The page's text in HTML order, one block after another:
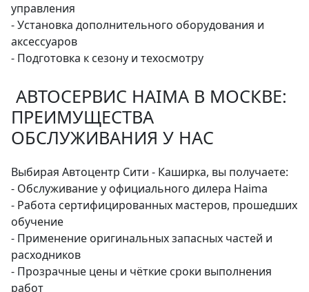
управления
- Установка дополнительного оборудования и
аксессуаров
- Подготовка к сезону и техосмотру
АВТОСЕРВИС HAIMA В МОСКВЕ:
ПРЕИМУЩЕСТВА
ОБСЛУЖИВАНИЯ У НАС
Выбирая Автоцентр Сити - Каширка, вы получаете:
- Обслуживание у официального дилера Haima
- Работа сертифицированных мастеров, прошедших
обучение
- Применение оригинальных запасных частей и
расходников
- Прозрачные цены и чёткие сроки выполнения
работ